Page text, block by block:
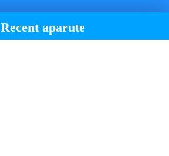
Recent aparute